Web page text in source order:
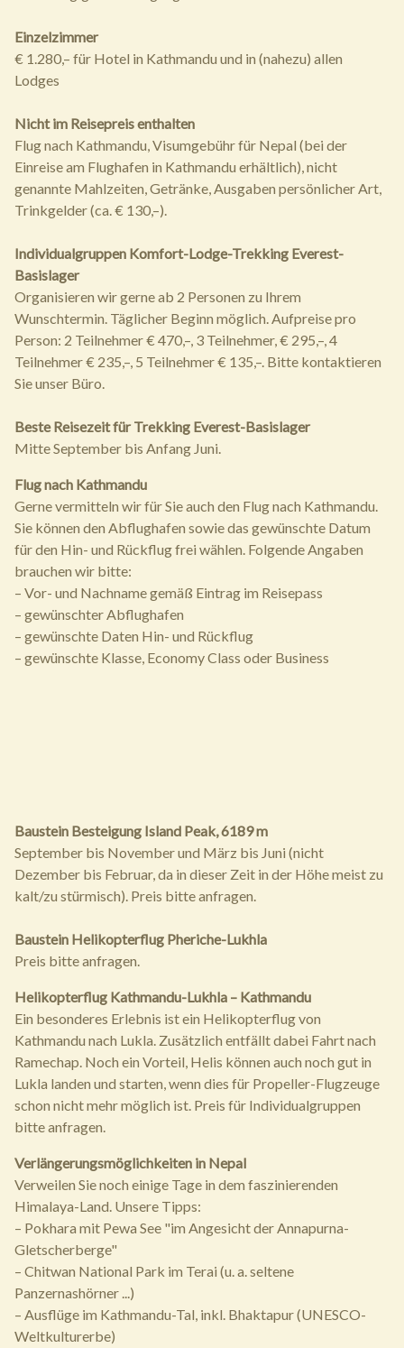
Einzelzimmer
€ 1.280,– für Hotel in Kathmandu und in (nahezu) allen
Lodges
Nicht im Reisepreis enthalten
Flug nach Kathmandu, Visumgebühr für Nepal (bei der
Einreise am Flughafen in Kathmandu erhältlich), nicht
genannte Mahlzeiten, Getränke, Ausgaben persönlicher Art,
Trinkgelder (ca. € 130,–).
Individualgruppen Komfort-Lodge-Trekking Everest-
Basislager
Organisieren wir gerne ab 2 Personen zu Ihrem
Wunschtermin. Täglicher Beginn möglich. Aufpreise pro
Person: 2 Teilnehmer € 470,–, 3 Teilnehmer, € 295,–, 4
Teilnehmer € 235,–, 5 Teilnehmer € 135,–. Bitte kontaktieren
Sie unser Büro.
Beste Reisezeit für Trekking Everest-Basislager
Mitte September bis Anfang Juni.
Flug nach Kathmandu
Gerne vermitteln wir für Sie auch den Flug nach Kathmandu.
Sie können den Abflughafen sowie das gewünschte Datum
für den Hin- und Rückflug frei wählen. Folgende Angaben
brauchen wir bitte:
– Vor- und Nachname gemäß Eintrag im Reisepass
– gewünschter Abflughafen
– gewünschte Daten Hin- und Rückflug
– gewünschte Klasse, Economy Class oder Business
Baustein Besteigung Island Peak, 6189 m
September bis November und März bis Juni (nicht
Dezember bis Februar, da in dieser Zeit in der Höhe meist zu
kalt/zu stürmisch). Preis bitte anfragen.
Baustein Helikopterflug Pheriche-Lukhla
Preis bitte anfragen.
Helikopterflug Kathmandu-Lukhla – Kathmandu
Ein besonderes Erlebnis ist ein Helikopterflug von
Kathmandu nach Lukla. Zusätzlich entfällt dabei Fahrt nach
Ramechap. Noch ein Vorteil, Helis können auch noch gut in
Lukla landen und starten, wenn dies für Propeller-Flugzeuge
schon nicht mehr möglich ist. Preis für Individualgruppen
bitte anfragen.
Verlängerungsmöglichkeiten in Nepal
Verweilen Sie noch einige Tage in dem faszinierenden
Himalaya-Land. Unsere Tipps:
– Pokhara mit Pewa See "im Angesicht der Annapurna-
Gletscherberge"
– Chitwan National Park im Terai (u. a. seltene
Panzernashörner ...)
– Ausflüge im Kathmandu-Tal, inkl. Bhaktapur (UNESCO-
Weltkulturerbe)